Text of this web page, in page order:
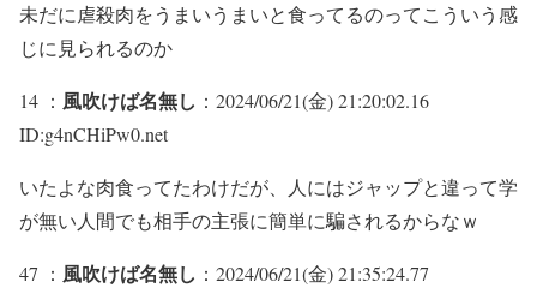
未だに虐殺肉をうまいうまいと食ってるのってこういう感
じに見られるのか
14 ： 風吹けば名無し ：2024/06/21(金) 21:20:02.16
ID:g4nCHiPw0.net
いたよな肉食ってたわけだが、人にはジャップと違って学
が無い人間でも相手の主張に簡単に騙されるからなｗ
47 ： 風吹けば名無し ：2024/06/21(金) 21:35:24.77